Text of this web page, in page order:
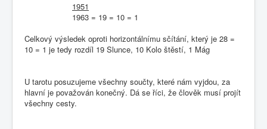
1951
1963 = 19 = 10 = 1
Celkový výsledek oproti horizontálnímu sčítání, který je 28 =
10 = 1 je tedy rozdíl 19 Slunce, 10 Kolo štěstí, 1 Mág
U tarotu posuzujeme všechny součty, které nám vyjdou, za
hlavní je považován konečný. Dá se říci, že člověk musí projít
všechny cesty.